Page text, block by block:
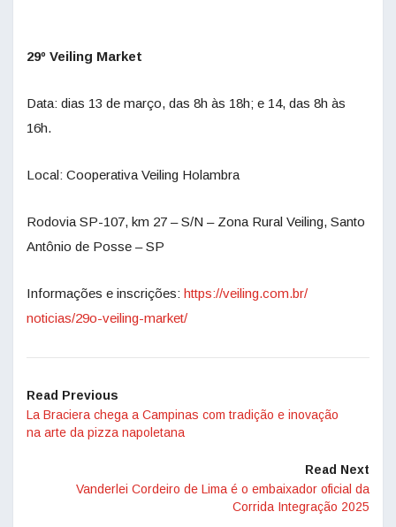
29º Veiling Market
Data: dias 13 de março, das 8h às 18h; e 14, das 8h às
16h.
Local: Cooperativa Veiling Holambra
Rodovia SP-107, km 27 – S/N – Zona Rural Veiling, Santo
Antônio de Posse – SP
Informações e inscrições: https://veiling.com.br/
noticias/29o-veiling-market/
Read Previous
La Braciera chega a Campinas com tradição e inovação
na arte da pizza napoletana
Read Next
Vanderlei Cordeiro de Lima é o embaixador oficial da
Corrida Integração 2025